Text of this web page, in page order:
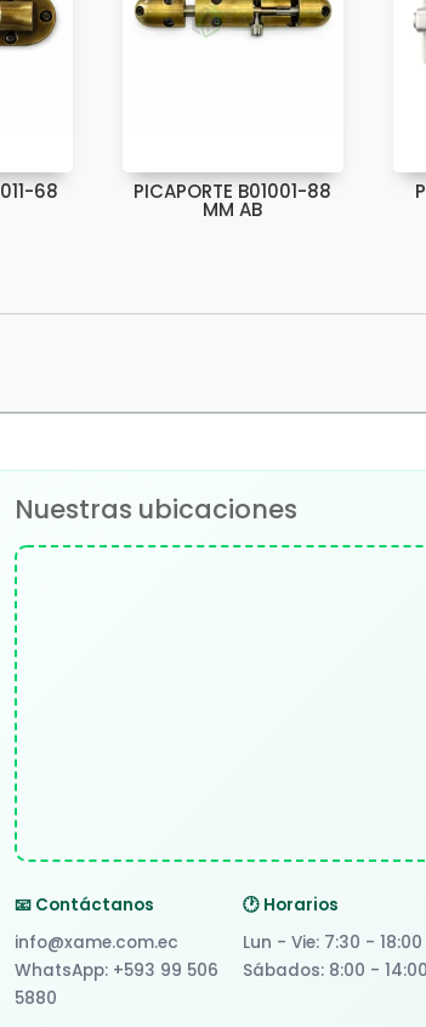
68 PICAPORTE B01001-88
MM AB
Nuestras ubicaciones
📧 Contáctanos
info@xame.com.ec
WhatsApp: +593 99 506
5880
🕐 Horarios
Lun - Vie: 7:30 - 18:00
Sábados: 8:00 - 14:00